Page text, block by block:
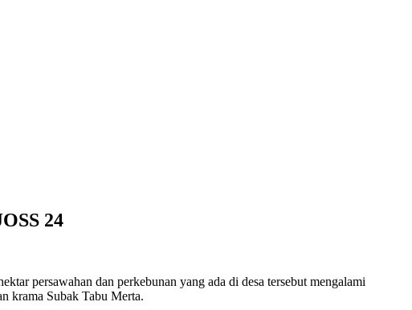
24
persawahan dan perkebunan yang ada di desa tersebut mengalami
krama Subak Tabu Merta.